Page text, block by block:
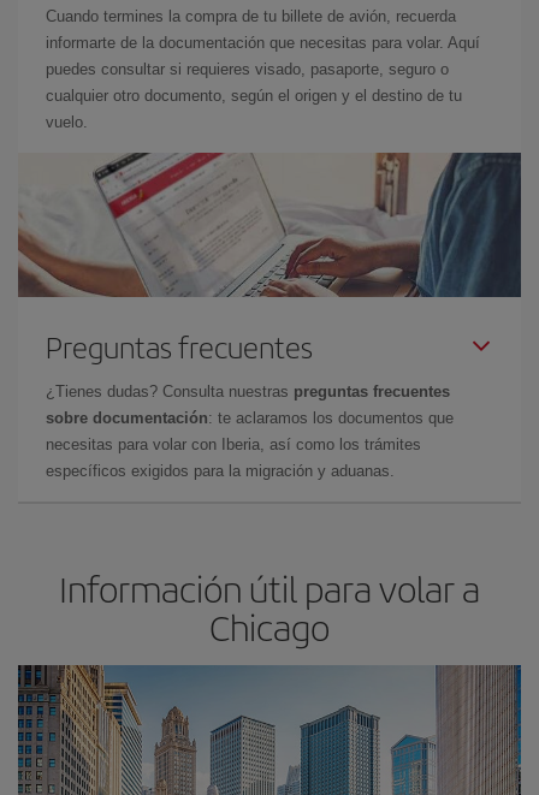
Cuando termines la compra de tu billete de avión, recuerda
informarte de la documentación que necesitas para volar. Aquí
puedes consultar si requieres visado, pasaporte, seguro o
cualquier otro documento, según el origen y el destino de tu
vuelo.
Preguntas frecuentes
¿Tienes dudas? Consulta nuestras preguntas frecuentes
sobre documentación: te aclaramos los documentos que
necesitas para volar con Iberia, así como los trámites
específicos exigidos para la migración y aduanas.
Información útil para volar a
Chicago